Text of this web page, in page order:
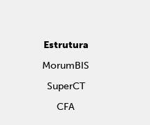
Estrutura
MorumBIS
SuperCT
CFA